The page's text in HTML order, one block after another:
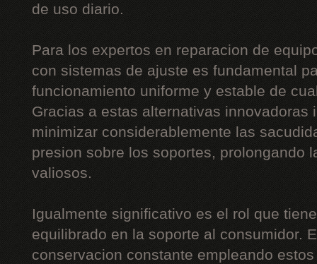
de uso diario.
Para los expertos en reparacion de
con sistemas de ajuste es fundamental
funcionamiento uniforme y estable de
Gracias a estas alternativas innovadoras
minimizar considerablemente las
presion sobre los soportes, prolongando
valiosos.
Igualmente significativo es el rol que
equilibrado en la soporte al consumidor.
conservacion constante empleando